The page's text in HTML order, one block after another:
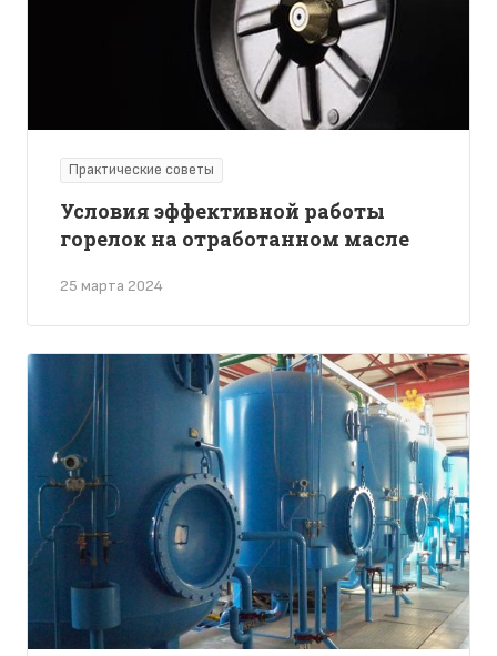
Практические советы
25 марта 2024
Условия эффективной работы
горелок на отработанном масле